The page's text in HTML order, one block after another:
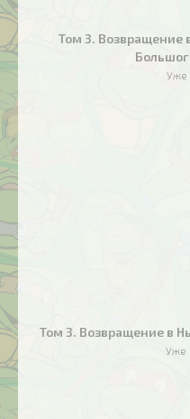
Том 3. Возвращение
Уже
Том 3. Возвращение в
Уже